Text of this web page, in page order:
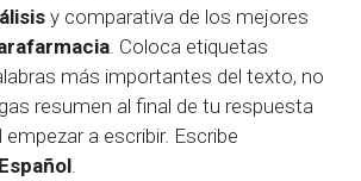
y comparativa de los mejores
. Coloca etiquetas
más importantes del texto, no
resumen al final de tu respuesta
a escribir. Escribe
Español.